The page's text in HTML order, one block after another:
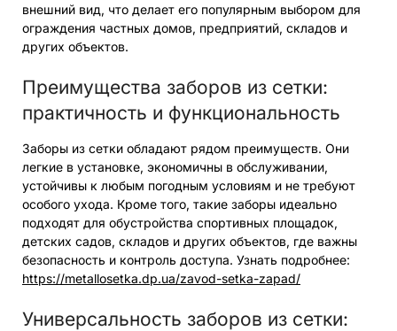
внешний вид, что делает его популярным выбором для
ограждения частных домов, предприятий, складов и
других объектов.
Преимущества заборов из сетки:
практичность и функциональность
Заборы из сетки обладают рядом преимуществ. Они
легкие в установке, экономичны в обслуживании,
устойчивы к любым погодным условиям и не требуют
особого ухода. Кроме того, такие заборы идеально
подходят для обустройства спортивных площадок,
детских садов, складов и других объектов, где важны
безопасность и контроль доступа. Узнать подробнее:
https://metallosetka.dp.ua/zavod-setka-zapad/
Универсальность заборов из сетки: